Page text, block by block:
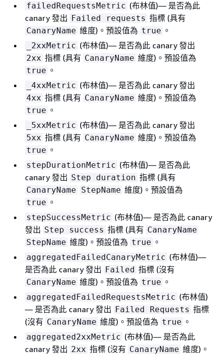
failedRequestsMetric (布林值)— 是否為此
canary 發出 Failed requests 指標 (具有
CanaryName 維度)。預設值為 true 。
_2xxMetric (布林值)— 是否為此 canary 發出
2xx 指標 (具有 CanaryName 維度)。預設值為
true 。
_4xxMetric (布林值)— 是否為此 canary 發出
4xx 指標 (具有 CanaryName 維度)。預設值為
true 。
_5xxMetric (布林值)— 是否為此 canary 發出
5xx 指標 (具有 CanaryName 維度)。預設值為
true 。
stepDurationMetric (布林值)— 是否為此
canary 發出 Step duration 指標 (具有
CanaryName StepName 維度)。預設值為
true 。
stepSuccessMetric (布林值)— 是否為此 canary
發出 Step success 指標 (具有 CanaryName
StepName 維度)。預設值為 true 。
aggregatedFailedCanaryMetric (布林值)—
是否為此 canary 發出 Failed 指標 (沒有
CanaryName 維度)。預設值為 true 。
aggregatedFailedRequestsMetric (布林值)
— 是否為此 canary 發出 Failed Requests 指標
(沒有 CanaryName 維度)。預設值為 true 。
aggregated2xxMetric (布林值)— 是否為此
canary 發出 2xx 指標 (沒有 CanaryName 維度)。